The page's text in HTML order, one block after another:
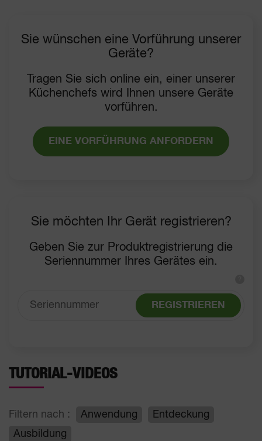
Sie wünschen eine Vorführung unserer
Geräte?
Tragen Sie sich online ein, einer unserer
Küchenchefs wird Ihnen unsere Geräte
vorführen.
EINE VORFÜHRUNG ANFORDERN
Sie möchten Ihr Gerät registrieren?
Geben Sie zur Produktregistrierung die
Seriennummer Ihres Gerätes ein.
REGISTRIEREN
TUTORIAL-VIDEOS
Filtern nach : Anwendung
Entdeckung
Ausbildung